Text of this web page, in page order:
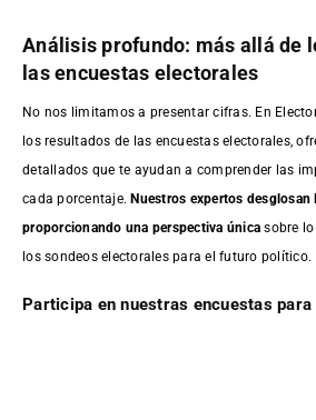
Análisis profundo: más allá de
las encuestas electorales
No nos limitamos a presentar cifras. En
los resultados de las encuestas electorales,
detallados que te ayudan a comprender las
cada porcentaje.Nuestros expertos desglosan
proporcionando una perspectiva única sobre
los sondeos electorales para el futuro político.
Participa en nuestras encuestas